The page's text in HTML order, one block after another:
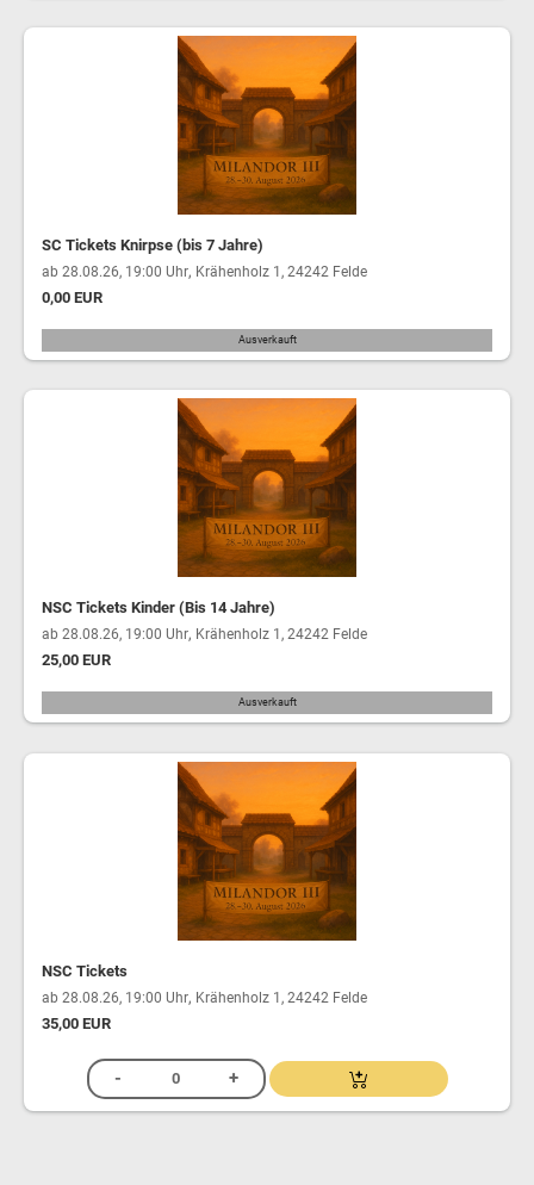
SC Tickets Knirpse (bis 7 Jahre)
ab 28.08.26, 19:00 Uhr, Krähenholz 1, 24242 Felde
0,00 EUR
Ausverkauft
NSC Tickets Kinder (Bis 14 Jahre)
ab 28.08.26, 19:00 Uhr, Krähenholz 1, 24242 Felde
25,00 EUR
Ausverkauft
NSC Tickets
ab 28.08.26, 19:00 Uhr, Krähenholz 1, 24242 Felde
35,00 EUR